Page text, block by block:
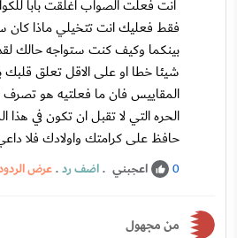
انت فعلت الصواب اغلقت بابا
فقط فعليك انت تتخيلي ماذا
بينكما وكيف كنت ستواجه حالك
شيئا خطا او على الاقل تعلق قلبك
المقاييس فان ما فعلتيه هو تصرف
الحره التي لا تقبل ان تكون في
حافظ على كرامتك واولادك فلا داعي
0 اعجبني .اضف رد.عرض
من مجهول